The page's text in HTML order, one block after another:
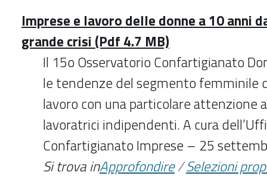
Imprese e lavoro delle donne a 10 anni
grande crisi (Pdf 4.7 MB)
Il 15o Osservatorio Confartigianato
le tendenze del segmento femminile
lavoro con una particolare attenzione
lavoratrici indipendenti. A cura
Confartigianato Imprese – 25
Si trova inApprofondire/Selezioni